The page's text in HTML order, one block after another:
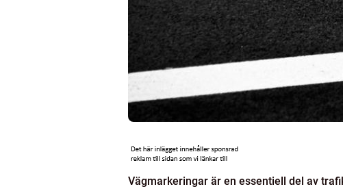
Vägmarkeringar är en essentiell del av